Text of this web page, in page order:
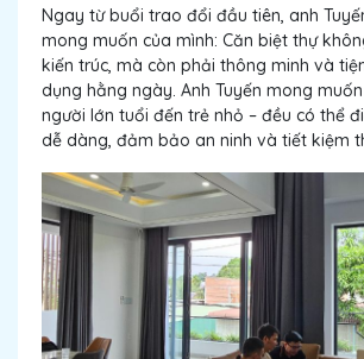
Ngay từ buổi trao đổi đầu tiên, anh
mong muốn của mình: Căn biệt thự
kiến trúc, mà còn phải thông minh và
dụng hằng ngày. Anh Tuyến mong
người lớn tuổi đến trẻ nhỏ – đều có thể
dễ dàng, đảm bảo an ninh và tiết kiệm